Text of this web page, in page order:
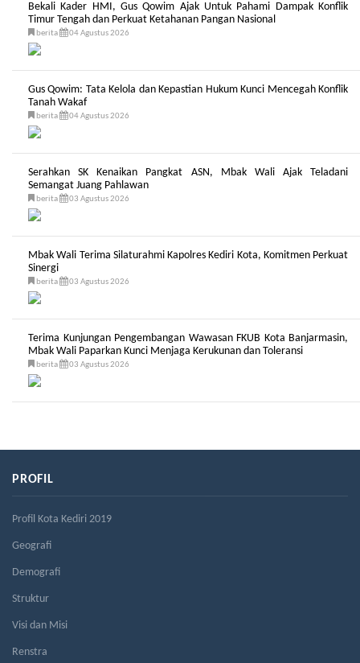
Bekali Kader HMI, Gus Qowim Ajak Untuk Pahami Dampak Konflik
Timur Tengah dan Perkuat Ketahanan Pangan Nasional
berita 04 Agustus 2026
Gus Qowim: Tata Kelola dan Kepastian Hukum Kunci Mencegah Konflik
Tanah Wakaf
berita 04 Agustus 2026
Serahkan SK Kenaikan Pangkat ASN, Mbak Wali Ajak Teladani
Semangat Juang Pahlawan
berita 03 Agustus 2026
Mbak Wali Terima Silaturahmi Kapolres Kediri Kota, Komitmen Perkuat
Sinergi
berita 03 Agustus 2026
Terima Kunjungan Pengembangan Wawasan FKUB Kota Banjarmasin,
Mbak Wali Paparkan Kunci Menjaga Kerukunan dan Toleransi
berita 03 Agustus 2026
PROFIL
Profil Kota Kediri 2019
Geografi
Demografi
Struktur
Visi dan Misi
Renstra